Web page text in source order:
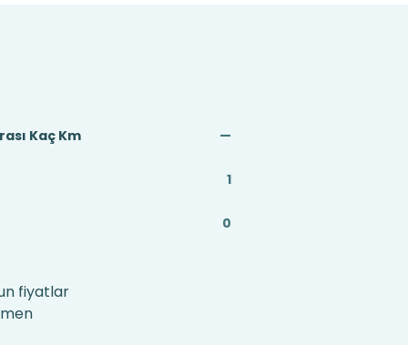
Kaç Km —
1
0
fiyatlar